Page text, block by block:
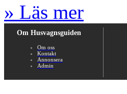
» Läs mer
Om Husvagnsguiden
Om oss
Kontakt
Annonsera
Admin